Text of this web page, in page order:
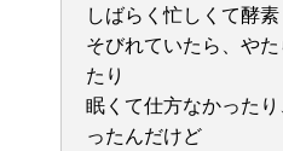
しばらく忙しくて酵
そびれていたら、や
たり
眠くて仕方なかった
ったんだけど